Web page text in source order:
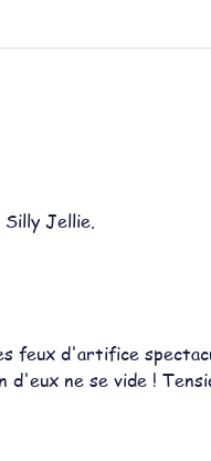
Jellie.
feux d'artifice
ne se vide !